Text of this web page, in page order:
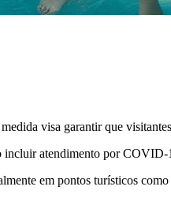
visa garantir que
incluir atendimento por COVID-
em pontos turísticos